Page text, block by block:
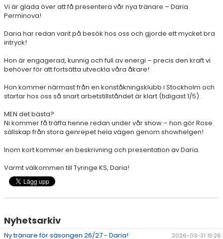
KALENDER
DOKUMENT
Vi är glada över att få presentera vår nya tränare – Daria
Perminova!
Daria har redan varit på besök hos oss och gjorde ett mycket bra
intryck!
Hon är engagerad, kunnig och full av energi – precis den kraft vi
behöver för att fortsätta utveckla våra åkare!
Hon kommer närmast från en konståkningsklubb i Stockholm och
startar hos oss så snart arbetstillståndet är klart (tidigast 1/5).
MEN det bästa?
Ni kommer få träffa henne redan under vår show – hon gör Rose
sällskap från stora genrepet hela vägen genom showhelgen!
Inom kort kommer en beskrivning och presentation av Daria.
Varmt välkommen till Tyringe KS, Daria!
Nyhetsarkiv
Ny tränare för säsongen 26/27 - Daria! 2026-03-31 15:26